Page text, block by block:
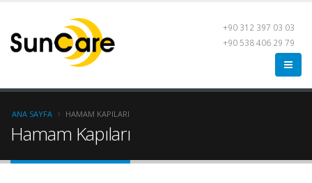
+90 312 397 03 03
+90 538 406 29 79
ANA SAYFA HAMAM KAPILARI
Hamam Kapıları